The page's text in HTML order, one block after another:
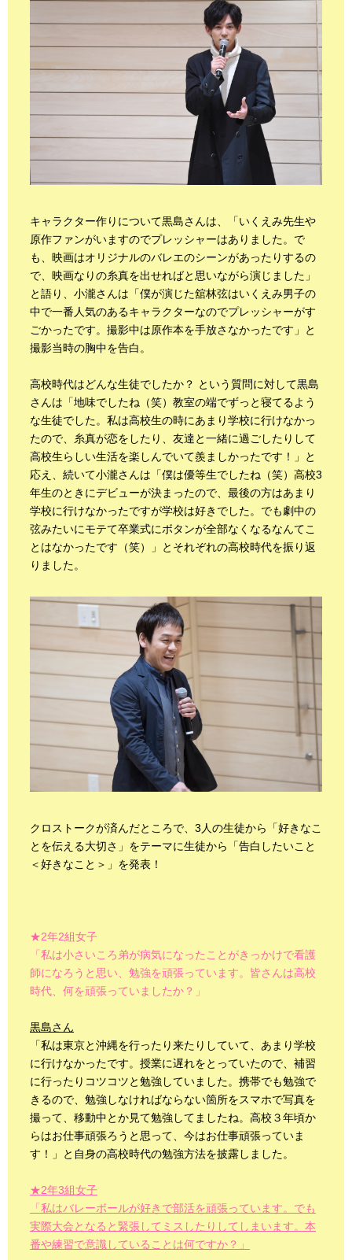
キャラクター作りについて黒島さんは、「いくえみ先生や
原作ファンがいますのでプレッシャーはありました。で
も、映画はオリジナルのバレエのシーンがあったりするの
で、映画なりの糸真を出せればと思いながら演じました」
と語り、小瀧さんは「僕が演じた舘林弦はいくえみ男子の
中で一番人気のあるキャラクターなのでプレッシャーがす
ごかったです。撮影中は原作本を手放さなかったです」と
撮影当時の胸中を告白。
高校時代はどんな生徒でしたか？ という質問に対して黒島
さんは「地味でしたね（笑）教室の端でずっと寝てるよう
な生徒でした。私は高校生の時にあまり学校に行けなかっ
たので、糸真が恋をしたり、友達と一緒に過ごしたりして
高校生らしい生活を楽しんでいて羨ましかったです！」と
応え、続いて小瀧さんは「僕は優等生でしたね（笑）高校3
年生のときにデビューが決まったので、最後の方はあまり
学校に行けなかったですが学校は好きでした。でも劇中の
弦みたいにモテて卒業式にボタンが全部なくなるなんてこ
とはなかったです（笑）」とそれぞれの高校時代を振り返
りました。
クロストークが済んだところで、3人の生徒から「好きなこ
とを伝える大切さ」をテーマに生徒から「告白したいこと
＜好きなこと＞」を発表！
★2年2組女子
「私は小さいころ弟が病気になったことがきっかけで看護
師になろうと思い、勉強を頑張っています。皆さんは高校
時代、何を頑張っていましたか？」
黒島さん
「私は東京と沖縄を行ったり来たりしていて、あまり学校
に行けなかったです。授業に遅れをとっていたので、補習
に行ったりコツコツと勉強していました。携帯でも勉強で
きるので、勉強しなければならない箇所をスマホで写真を
撮って、移動中とか見て勉強してましたね。高校３年頃か
らはお仕事頑張ろうと思って、今はお仕事頑張っていま
す！」と自身の高校時代の勉強方法を披露しました。
★2年3組女子
「私はバレーボールが好きで部活を頑張っています。でも
実際大会となると緊張してミスしたりしてしまいます。本
番や練習で意識していることは何ですか？」